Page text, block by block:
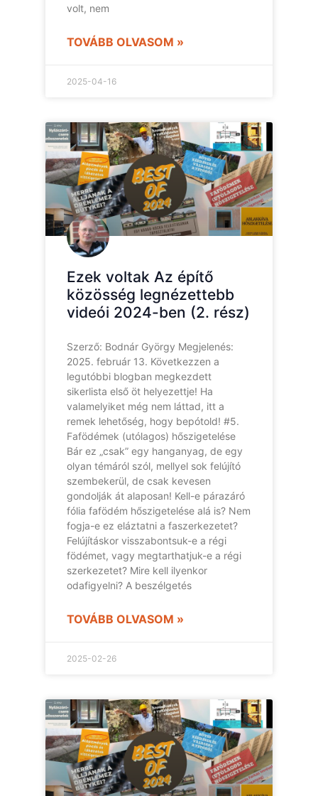
volt, nem
TOVÁBB OLVASOM »
2025-04-16
Ezek voltak Az építő
közösség legnézettebb
videói 2024-ben (2. rész)
Szerző: Bodnár György Megjelenés:
2025. február 13. Következzen a
legutóbbi blogban megkezdett
sikerlista első öt helyezettje! Ha
valamelyiket még nem láttad, itt a
remek lehetőség, hogy bepótold! #5.
Fafödémek (utólagos) hőszigetelése
Bár ez „csak” egy hanganyag, de egy
olyan témáról szól, mellyel sok felújító
szembekerül, de csak kevesen
gondolják át alaposan! Kell-e párazáró
fólia fafödém hőszigetelése alá is? Nem
fogja-e ez eláztatni a faszerkezetet?
Felújításkor visszabontsuk-e a régi
födémet, vagy megtarthatjuk-e a régi
szerkezetet? Mire kell ilyenkor
odafigyelni? A beszélgetés
TOVÁBB OLVASOM »
2025-02-26